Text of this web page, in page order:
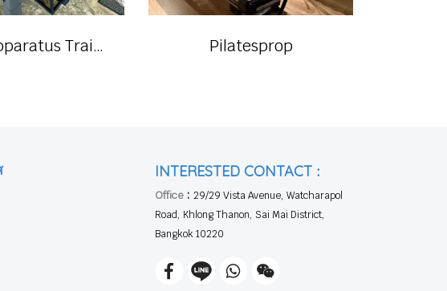
Pilates Apparatus Training Center Pilatesprop
INTERESTED CONTACT:
Office: 29/29 Vista Avenue, Watcharapol
Road, Khlong Thanon, Sai Mai District,
Bangkok 10220